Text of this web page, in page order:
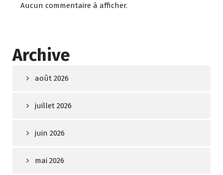
Aucun commentaire à afficher.
Archive
août 2026
juillet 2026
juin 2026
mai 2026